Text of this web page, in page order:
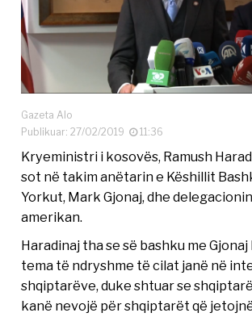
Gazeta Alo
Publikuar: 27/02/2019
11:36
Kryeministri i kosovës, Ramush
sot në takim anëtarin e Këshillit
Yorkut, Mark Gjonaj, dhe
amerikan.
Haradinaj tha se së bashku me
tema të ndryshme të cilat janë në
shqiptarëve, duke shtuar se
kanë nevojë për shqiptarët që